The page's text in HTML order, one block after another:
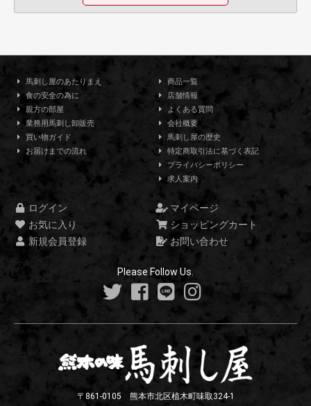
馬刺し屋のあたりまえ
食の安全の為に
親方の部屋
業務用馬刺し卸販売
買い物ガイド
お届けまでの流れ
商品一覧
店舗情報
よくある質問
会社概要
馬刺し屋の歴史
特定商取引法に基づく表記
プライバシーポリシー
求人案内
ログイン
マイページ
お気に入り
ショッピングカート
新規会員登録
お問い合わせ
Please Follow Us.
〒861-0105 熊本市北区植木町味取324-1